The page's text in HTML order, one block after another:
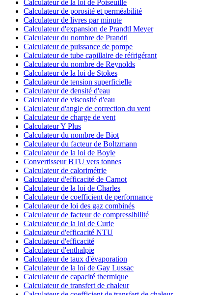
Calculateur de la loi de Poiseuille
Calculateur de porosité et perméabilité
Calculateur de livres par minute
Calculateur d'expansion de Prandtl Meyer
Calculateur du nombre de Prandtl
Calculateur de puissance de pompe
Calculateur de tube capillaire de réfrigérant
Calculateur du nombre de Reynolds
Calculateur de la loi de Stokes
Calculateur de tension superficielle
Calculateur de densité d'eau
Calculateur de viscosité d'eau
Calculateur d'angle de correction du vent
Calculateur de charge de vent
Calculateur Y Plus
Calculateur du nombre de Biot
Calculateur du facteur de Boltzmann
Calculateur de la loi de Boyle
Convertisseur BTU vers tonnes
Calculateur de calorimétrie
Calculateur d'efficacité de Carnot
Calculateur de la loi de Charles
Calculateur de coefficient de performance
Calculateur de loi des gaz combinés
Calculateur de facteur de compressibilité
Calculateur de la loi de Curie
Calculateur d'efficacité NTU
Calculateur d'efficacité
Calculateur d'enthalpie
Calculateur de taux d'évaporation
Calculateur de la loi de Gay Lussac
Calculateur de capacité thermique
Calculateur de transfert de chaleur